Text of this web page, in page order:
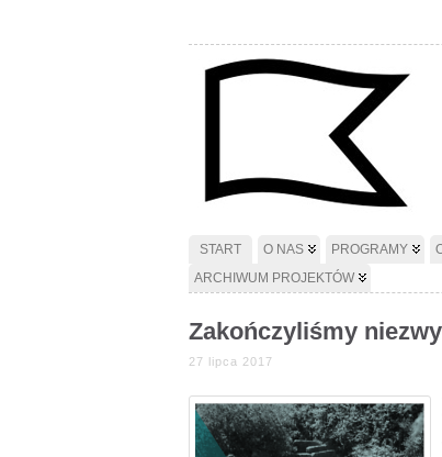
START O NAS PROGRAMY
ARCHIWUM PROJEKTÓW
Zakończyliśmy
27 lipca 2017